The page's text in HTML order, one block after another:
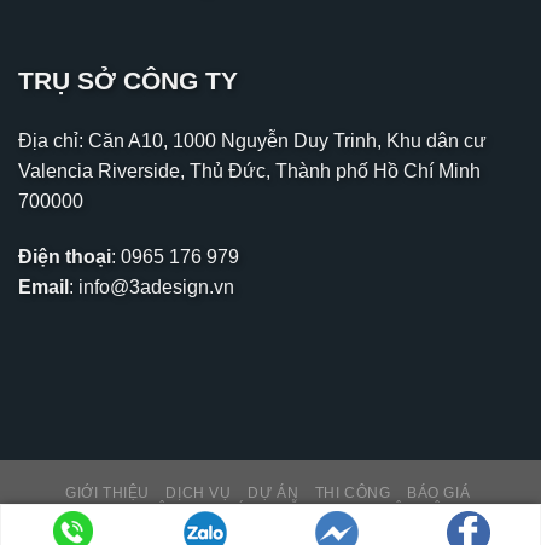
TRỤ SỞ CÔNG TY
Địa chỉ: Căn A10, 1000 Nguyễn Duy Trinh, Khu dân cư
Valencia Riverside, Thủ Đức, Thành phố Hồ Chí Minh
700000
Điện thoại: 0965 176 979
Email : info@3adesign.vn
GIỚI THIỆU DỊCH VỤ DỰ ÁN THI CÔNG
BÁO GIÁ
THƯ VIỆN – TIN TỨC
HỖ TRỢ KH LIÊN HỆ